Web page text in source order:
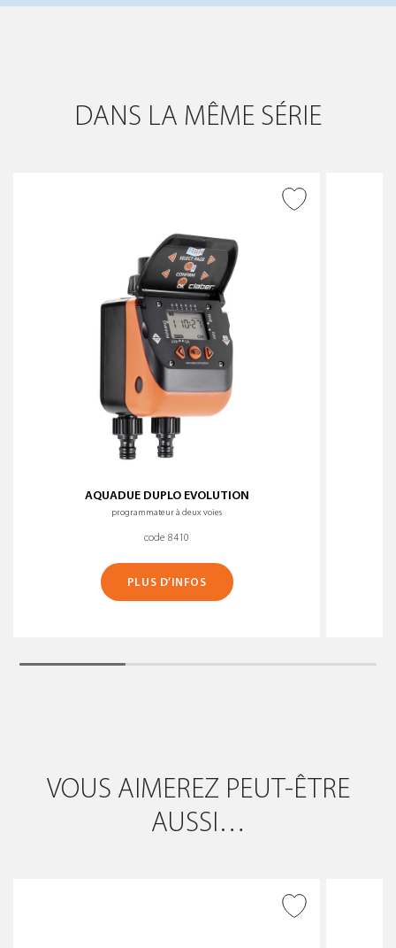
DANS LA MÊME SÉRIE
AQUADUE DUPLO EVOLUTION
programmateur à deux voies
code 8410
PLUS D’INFOS
VOUS AIMEREZ PEUT-ÊTRE
AUSSI…